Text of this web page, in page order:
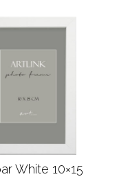
Подробнее
White 10×15